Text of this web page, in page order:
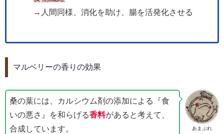
→人間同様、消化を助け、腸を活発化させる
マルベリーの香りの効果
あまぷれ
桑の葉には、カルシウム剤の添加による『食
いの悪さ』を和らげる香料があると考えて、
合成しています。